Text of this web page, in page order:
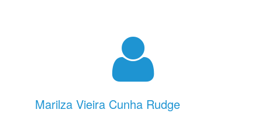
Marilza Vieira Cunha Rudge